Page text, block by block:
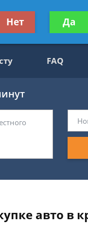
Получите
FAQ
авто в
Нет Да